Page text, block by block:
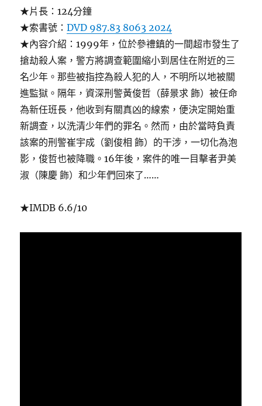
★片長：124分鐘
★索書號：DVD 987.83 8063 2024
★內容介紹：1999年，位於參禮鎮的一間超市發生了
搶劫殺人案，警方將調查範圍縮小到居住在附近的三
名少年。那些被指控為殺人犯的人，不明所以地被關
進監獄。隔年，資深刑警黃俊哲（薛景求 飾）被任命
為新任班長，他收到有關真凶的線索，便決定開始重
新調查，以洗清少年們的罪名。然而，由於當時負責
該案的刑警崔宇成（劉俊相 飾）的干涉，一切化為泡
影，俊哲也被降職。16年後，案件的唯一目擊者尹美
淑（陳慶 飾）和少年們回來了……
★IMDB 6.6/10